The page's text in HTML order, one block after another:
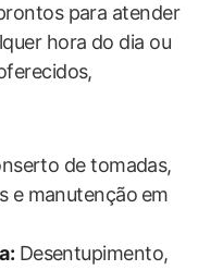
para atender
hora do dia ou
de tomadas,
e manutenção⁤ em
Desentupimento,